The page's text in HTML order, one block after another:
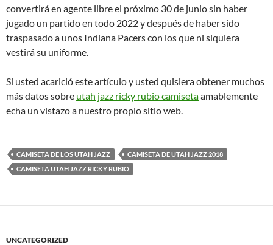
convertirá en agente libre el próximo 30 de junio sin haber
jugado un partido en todo 2022 y después de haber sido
traspasado a unos Indiana Pacers con los que ni siquiera
vestirá su uniforme.
Si usted acarició este artículo y usted quisiera obtener muchos
más datos sobre utah jazz ricky rubio camisetaamablemente
echa un vistazo a nuestro propio sitio web.
CAMISETA DE LOS UTAH JAZZ
CAMISETA DE UTAH JAZZ 2018
CAMISETA UTAH JAZZ RICKY RUBIO
UNCATEGORIZED